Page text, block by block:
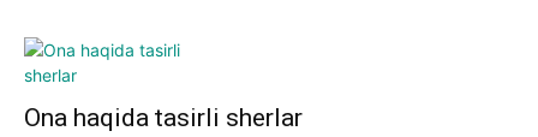
Ona haqida tasirli sherlar